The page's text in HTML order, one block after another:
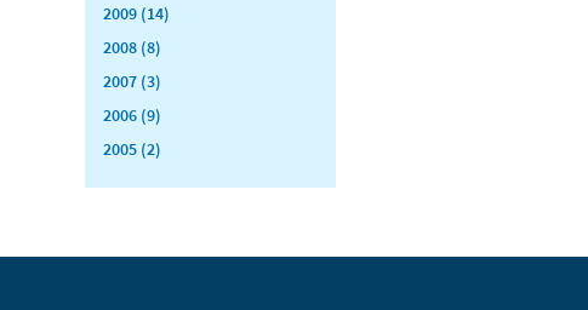
2009 (14)
2008 (8)
2007 (3)
2006 (9)
2005 (2)